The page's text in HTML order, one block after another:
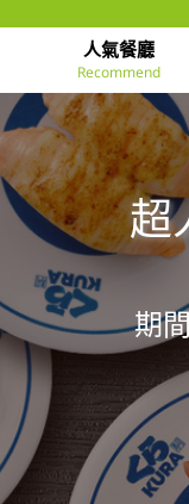
人氣餐廳
Recommend
超
期